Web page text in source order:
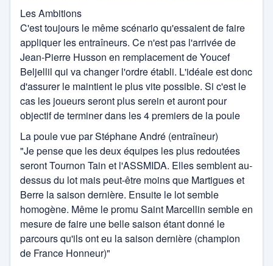
Les Ambitions
C'est toujours le même scénario qu'essaient de faire
appliquer les entraîneurs. Ce n'est pas l'arrivée de
Jean-Pierre Husson en remplacement de Youcef
Beljellil qui va changer l'ordre établi. L'idéale est donc
d'assurer le maintient le plus vite possible. Si c'est le
cas les joueurs seront plus serein et auront pour
objectif de terminer dans les 4 premiers de la poule
La poule vue par Stéphane André (entraîneur)
"Je pense que les deux équipes les plus redoutées
seront Tournon Tain et l'ASSMIDA. Elles semblent au-
dessus du lot mais peut-être moins que Martigues et
Berre la saison dernière. Ensuite le lot semble
homogène. Même le promu Saint Marcellin semble en
mesure de faire une belle saison étant donné le
parcours qu'ils ont eu la saison dernière (champion
de France Honneur)"